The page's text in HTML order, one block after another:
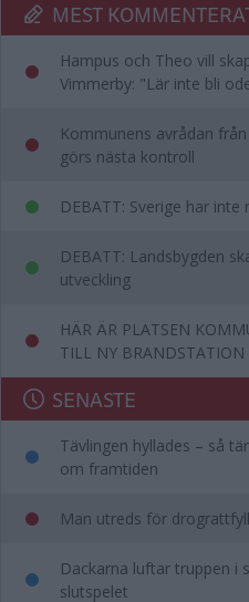
MEST
Hampus och Theo vill
Vimmerby: "Lär inte bli
Kommunens avrådan
görs nästa kontroll
DEBATT: Sverige har
DEBATT: Landsbygden
utveckling
HÄR ÄR PLATSEN
TILL NY BRANDSTATION
SENASTE
Tävlingen hyllades – så
om framtiden
Man utreds för
Dackarna luftar truppen i
slutspelet